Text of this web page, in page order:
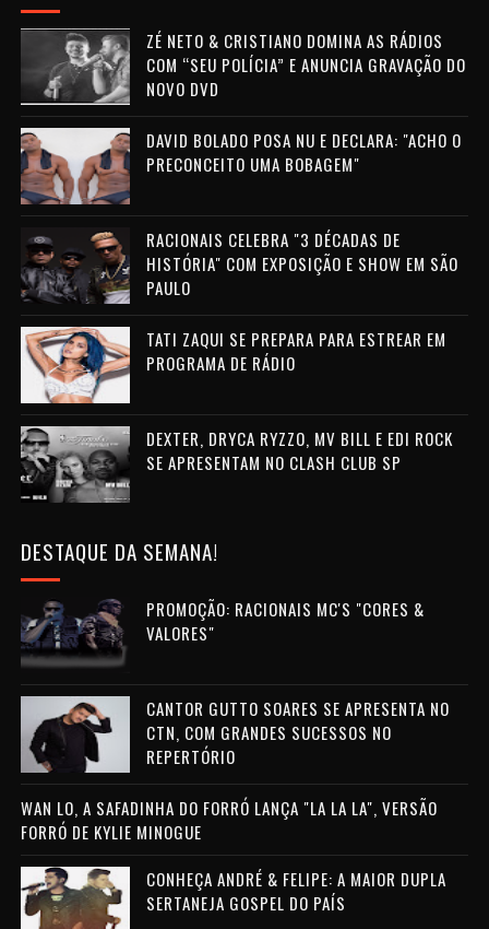
ZÉ NETO & CRISTIANO DOMINA AS RÁDIOS
COM “SEU POLÍCIA” E ANUNCIA GRAVAÇÃO DO
NOVO DVD
DAVID BOLADO POSA NU E DECLARA: "ACHO O
PRECONCEITO UMA BOBAGEM"
RACIONAIS CELEBRA "3 DÉCADAS DE
HISTÓRIA" COM EXPOSIÇÃO E SHOW EM SÃO
PAULO
TATI ZAQUI SE PREPARA PARA ESTREAR EM
PROGRAMA DE RÁDIO
DEXTER, DRYCA RYZZO, MV BILL E EDI ROCK
SE APRESENTAM NO CLASH CLUB SP
DESTAQUE DA SEMANA!
PROMOÇÃO: RACIONAIS MC'S "CORES &
VALORES"
CANTOR GUTTO SOARES SE APRESENTA NO
CTN, COM GRANDES SUCESSOS NO
REPERTÓRIO
WAN LO, A SAFADINHA DO FORRÓ LANÇA "LA LA LA", VERSÃO
FORRÓ DE KYLIE MINOGUE
CONHEÇA ANDRÉ & FELIPE: A MAIOR DUPLA
SERTANEJA GOSPEL DO PAÍS